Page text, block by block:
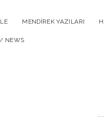
MENDIREK YAZILARI
NEWS